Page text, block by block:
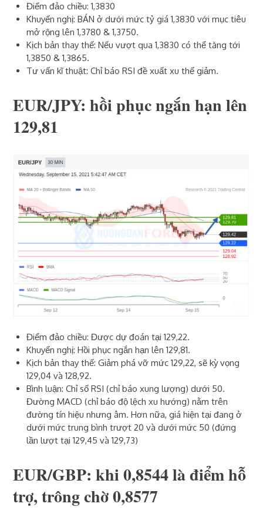
Điểm đảo chiều: 1,3830
Khuyến nghị: BÁN ở dưới mức tỷ giá 1,3830 với mục tiêu
mở rộng lên 1,3780 & 1,3750.
Kịch bản thay thế: Nếu vượt qua 1,3830 có thể tăng tới
1,3850 & 1,3865.
Tư vấn kĩ thuật: Chỉ báo RSI đề xuất xu thế giảm.
EUR/JPY: hồi phục ngắn hạn lên
129,81
Điểm đảo chiều: Được dự đoán tại 129,22.
Khuyến nghị: Hồi phục ngắn hạn lên 129,81.
Kịch bản thay thế: Giảm phá vỡ mức 129,22, sẽ kỳ vọng
129,04 và 128,92.
Bình luận: Chỉ số RSI (chỉ báo xung lượng) dưới 50.
Đường MACD (chỉ báo độ lệch xu hướng) nằm trên
đường tín hiệu nhưng âm. Hơn nữa, giá hiện tại đang ở
dưới mức trung bình trượt 20 và dưới mức 50 (đứng
lần lượt tại 129,45 và 129,73)
EUR/GBP: khi 0,8544 là điểm hỗ
trợ, trông chờ 0,8577